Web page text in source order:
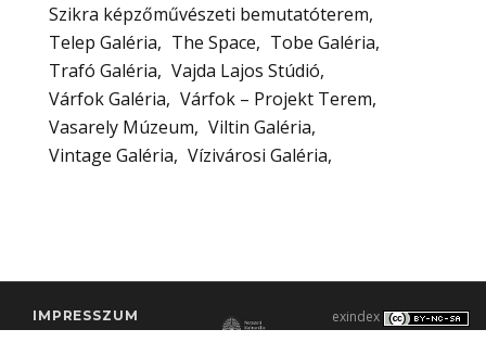
Szikra képzőművészeti bemutatóterem
Telep Galéria
The Space
Tobe Galéria
Trafó Galéria
Vajda Lajos Stúdió
Várfok Galéria
Várfok – Projekt Terem
Vasarely Múzeum
Viltin Galéria
Vintage Galéria
Vízivárosi Galéria
IMPRESSZUM
exindex